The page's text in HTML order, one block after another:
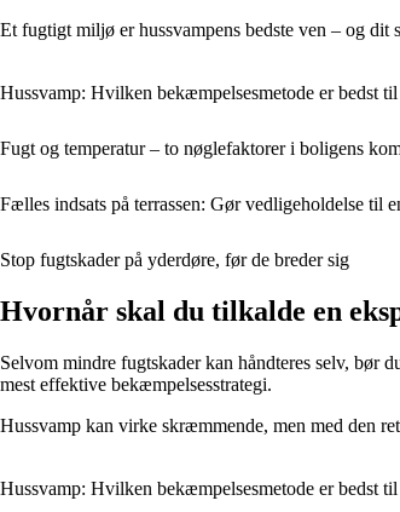
Et fugtigt miljø er hussvampens bedste ven – og dit
Hussvamp: Hvilken bekæmpelsesmetode er bedst
Fugt og temperatur – to nøglefaktorer i boligens
Fælles indsats på terrassen: Gør vedligeholdelse til
Stop fugtskader på yderdøre, før de breder sig
Hvornår skal du tilkalde en
Selvom mindre fugtskader kan håndteres selv, bør
mest effektive bekæmpelsesstrategi.
Hussvamp kan virke skræmmende, men med den
Hussvamp: Hvilken bekæmpelsesmetode er bedst